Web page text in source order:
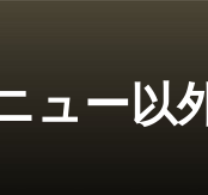
ュー以